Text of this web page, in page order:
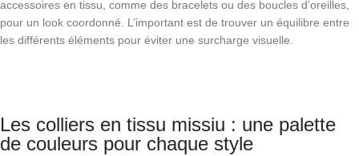
accessoires en tissu, comme des bracelets ou des boucles d’oreilles,
pour un look coordonné. L’important est de trouver un équilibre entre
les différents éléments pour éviter une surcharge visuelle.
Les colliers en tissu missiu : une palette
de couleurs pour chaque style